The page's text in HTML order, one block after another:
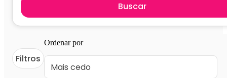
Buscar
Filtros
Ordenar por